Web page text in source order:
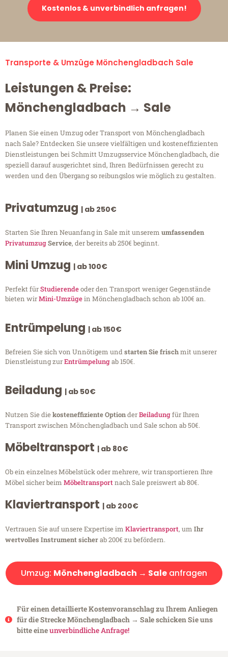
Kostenlos & unverbindlich anfragen!
Transporte & Umzüge Mönchengladbach Sale
Leistungen & Preise:
Mönchengladbach → Sale
Planen Sie einen Umzug oder Transport von Mönchengladbach
nach Sale? Entdecken Sie unsere vielfältigen und kosteneffizienten
Dienstleistungen bei Schmitt Umzugsservice Mönchengladbach, die
speziell darauf ausgerichtet sind, Ihren Bedürfnissen gerecht zu
werden und den Übergang so reibungslos wie möglich zu gestalten.
Privatumzug | ab 250€
Starten Sie Ihren Neuanfang in Sale mit unserem umfassenden
PrivatumzugService, der bereits ab 250€ beginnt.
Mini Umzug | ab 100€
Perfekt fürStudierendeoder den Transport weniger Gegenstände
bieten wirMini-Umzügein Mönchengladbach schon ab 100€ an.
Entrümpelung | ab 150€
Befreien Sie sich von Unnötigem undstarten Sie frischmit unserer
Dienstleistung zurEntrümpelungab 150€.
Beiladung | ab 50€
Nutzen Sie diekosteneffiziente OptionderBeiladungfür Ihren
Transport zwischen Mönchengladbach und Sale schon ab 50€.
Möbeltransport | ab 80€
Ob ein einzelnes Möbelstück oder mehrere, wir transportieren Ihre
Möbel sicher beim Möbeltransportnach Sale preiswert ab 80€.
Klaviertransport | ab 200€
Vertrauen Sie auf unsere Expertise im Klaviertransport, um Ihr
wertvolles Instrument sicherab 200€ zu befördern.
Umzug: Mönchengladbach → Sale anfragen
Für einen detaillierte Kostenvoranschlag zu Ihrem Anliegen
für die Strecke Mönchengladbach → Sale schicken Sie uns
bitte eineunverbindliche Anfrage!